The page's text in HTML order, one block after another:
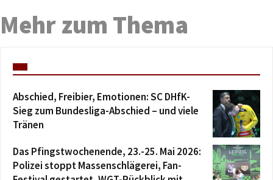
Mehr zum Thema
Abschied, Freibier, Emotionen: SC DHfK-
Sieg zum Bundesliga-Abschied – und viele
Tränen
Das Pfingstwochenende, 23.-25. Mai 2026:
Polizei stoppt Massenschlägerei, Fan-